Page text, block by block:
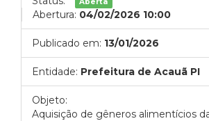
Abertura: 04/02/2026 10:00
Publicado em: 13/01/2026
Entidade: Prefeitura de Acauã PI
Objeto:
Aquisição de gêneros alimentícios